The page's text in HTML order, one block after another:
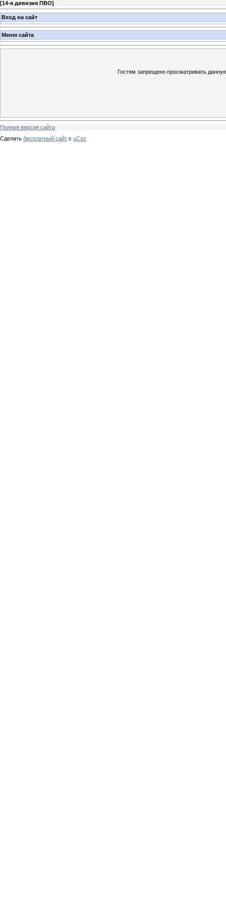
[14-я дивизия ПВО]
Вход на сайт
Меню сайта
Гостям запрещено просматривать
Полная версия сайта
Сделать бесплатный сайт с uCoz